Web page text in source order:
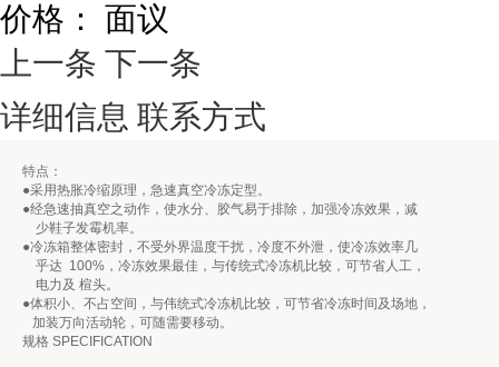
价格： 面议
上一条 下一条
详细信息 联系方式
特点：
●采用热胀冷缩原理，急速真空冷冻定型。
●经急速抽真空之动作，使水分、胶气易于排除，加强冷冻效果，减
少鞋子发霉机率。
●冷冻箱整体密封，不受外界温度干扰，冷度不外泄，使冷冻效率几
乎达 100%，冷冻效果最佳，与传统式冷冻机比较，可节省人工，
电力及 楦头。
●体积小、不占空间，与伟统式冷冻机比较，可节省冷冻时间及场地，
加装万向活动轮，可随需要移动。
规格 SPECIFICATION